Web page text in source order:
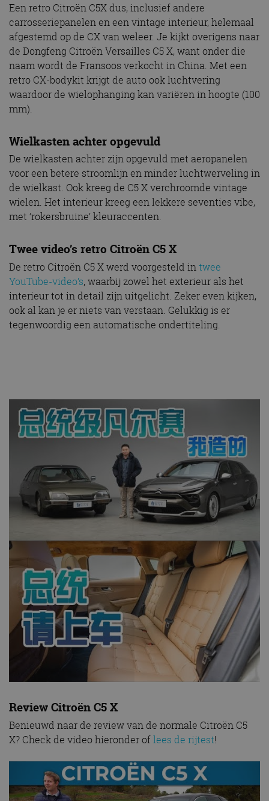
Een retro Citroën C5X dus, inclusief andere
carrosseriepanelen en een vintage interieur, helemaal
afgestemd op de CX van weleer. Je kijkt overigens naar
de Dongfeng Citroën Versailles C5 X, want onder die
naam wordt de Fransoos verkocht in China. Met een
retro CX-bodykit krijgt de auto ook luchtvering
waardoor de wielophanging kan variëren in hoogte (100
mm).
Wielkasten achter opgevuld
De wielkasten achter zijn opgevuld met aeropanelen
voor een betere stroomlijn en minder luchtwerveling in
de wielkast. Ook kreeg de C5 X verchroomde vintage
wielen. Het interieur kreeg een lekkere seventies vibe,
met ‘rokersbruine’ kleuraccenten.
Twee video’s retro Citroën C5 X
De retro Citroën C5 X werd voorgesteld intwee
YouTube-video’s, waarbij zowel het exterieur als het
interieur tot in detail zijn uitgelicht. Zeker even kijken,
ook al kan je er niets van verstaan. Gelukkig is er
tegenwoordig een automatische ondertiteling.
Review Citroën C5 X
Benieuwd naar de review van de normale Citroën C5
X? Check de video hieronder oflees de rijtest!